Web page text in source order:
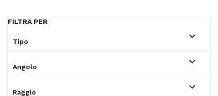
FILTRA PER
tipo 
angolo 
raggio 